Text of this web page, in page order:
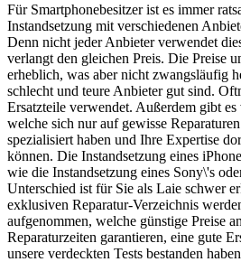
Für Smartphonebesitzer ist es immer
Instandsetzung mit verschiedenen
Denn nicht jeder Anbieter verwendet
verlangt den gleichen Preis. Die Preise
erheblich, was aber nicht zwangsläufig
schlecht und teure Anbieter gut sind.
Ersatzteile verwendet. Außerdem gibt es
welche sich nur auf gewisse
spezialisiert haben und Ihre Expertise
können. Die Instandsetzung eines
wie die Instandsetzung eines Sony\'s
Unterschied ist für Sie als Laie schwer
exklusiven Reparatur-Verzeichnis
aufgenommen, welche günstige Preise
Reparaturzeiten garantieren, eine gute
unsere verdeckten Tests bestanden